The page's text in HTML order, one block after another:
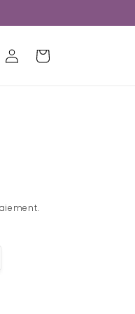
Panier